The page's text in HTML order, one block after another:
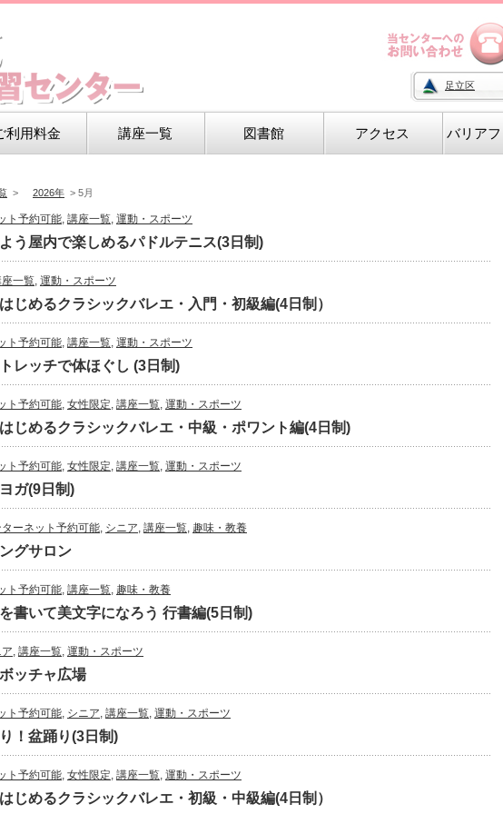
足立区
利用料金 講座一覧 図書館 アクセス バリア
> 2026年 > 5月
ト予約可能, 講座一覧, 運動・スポーツ
う屋内で楽しめるパドルテニス(3日制)
一覧, 運動・スポーツ
じめるクラシックバレエ・入門・初級編(4日制）
ト予約可能, 講座一覧, 運動・スポーツ
レッチで体ほぐし (3日制)
ト予約可能, 女性限定, 講座一覧, 運動・スポーツ
じめるクラシックバレエ・中級・ポワント編(4日制)
ト予約可能, 女性限定, 講座一覧, 運動・スポーツ
ガ(9日制)
ターネット予約可能, シニア, 講座一覧, 趣味・教養
グサロン
ト予約可能, 講座一覧, 趣味・教養
書いて美文字になろう 行書編(5日制)
, 講座一覧, 運動・スポーツ
ッチャ広場
ト予約可能, シニア, 講座一覧, 運動・スポーツ
！盆踊り(3日制)
ト予約可能, 女性限定, 講座一覧, 運動・スポーツ
じめるクラシックバレエ・初級・中級編(4日制）